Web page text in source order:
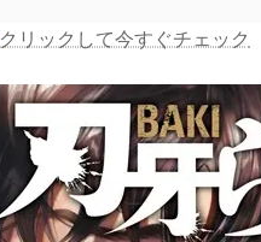
クリックして今すぐチェック